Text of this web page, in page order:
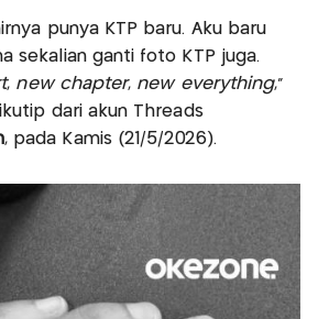
punya KTP baru. Aku baru
sekalian ganti foto KTP juga.
, new chapter, new everything,”
dari akun Threads
, pada Kamis (21/5/2026).